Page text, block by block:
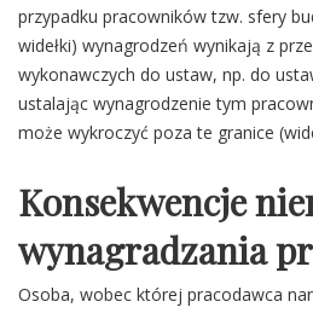
przypadku pracowników tzw. sfery
widełki) wynagrodzeń wynikają z
wykonawczych do ustaw, np. do
ustalając wynagrodzenie tym
może wykroczyć poza te granice
Konsekwencje
wynagradzania
Osoba, wobec której pracodawca